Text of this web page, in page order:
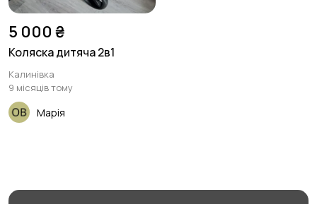
5 000 ₴
Коляска дитяча 2в1
Калинівка
9 місяців тому
Марія